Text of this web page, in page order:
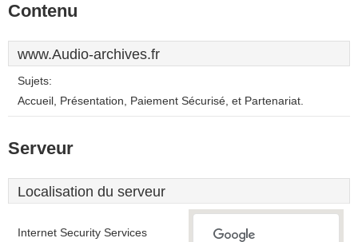
Contenu
www.Audio-archives.fr
Sujets:
Accueil, Présentation, Paiement Sécurisé, et Partenariat.
Serveur
Localisation du serveur
Internet Security Services